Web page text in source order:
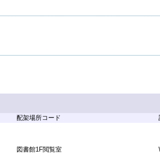
配架場所コード
図書館1F閲覧室